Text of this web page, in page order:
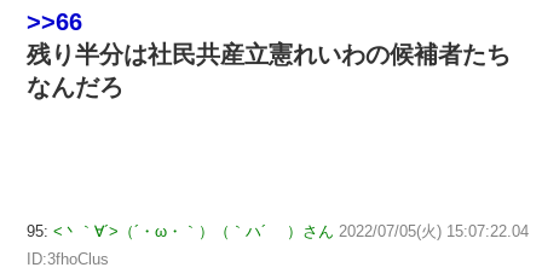
>>66
残り半分は社民共産立憲れいわの候補者たち
なんだろ
95: <丶｀∀´>（´・ω・｀）（｀ハ´ ）さん 2022/07/05(火) 15:07:22.04
ID:3fhoClus